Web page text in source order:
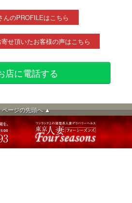
のPROFILEはこちら
せ頂いたお客様の声はこちら
店に電話する
ージの先頭へ ▲